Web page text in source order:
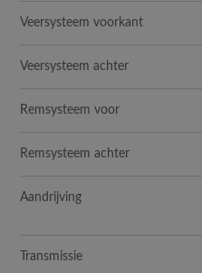
Veersysteem voorkant
Veersysteem achter
Remsysteem voor
Remsysteem achter
Aandrijving
Transmissie